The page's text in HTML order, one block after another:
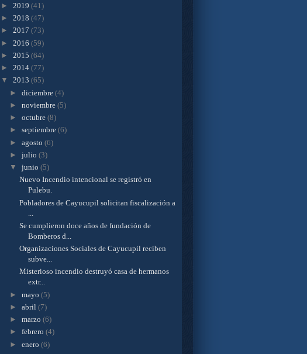
► 2019 (41)
► 2018 (47)
► 2017 (73)
► 2016 (59)
► 2015 (64)
► 2014 (77)
▼ 2013 (65)
►diciembre(4)
►noviembre(5)
►octubre(8)
►septiembre(6)
►agosto(6)
►julio(3)
▼junio(5)
Nuevo Incendio intencional se registró en
Pulebu.
Pobladores de Cayucupil solicitan fiscalización a
Se cumplieron doce años de fundación de
Bomberos d...
Organizaciones Sociales de Cayucupil reciben
subve...
Misterioso incendio destruyó casa de hermanos
extr...
►mayo(5)
►abril(7)
►marzo(6)
►febrero(4)
►enero(6)